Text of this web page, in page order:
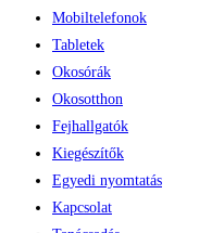
Mobiltelefonok
Tabletek
Okosórák
Okosotthon
Fejhallgatók
Kiegészítők
Egyedi nyomtatás
Kapcsolat